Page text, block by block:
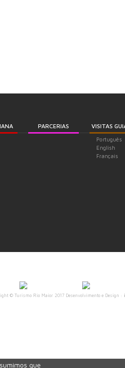
PARCERIAS VISITAS
Português
English
Français
© Turismo Rio Maior 2017 Desenvolvimento e Design :
que